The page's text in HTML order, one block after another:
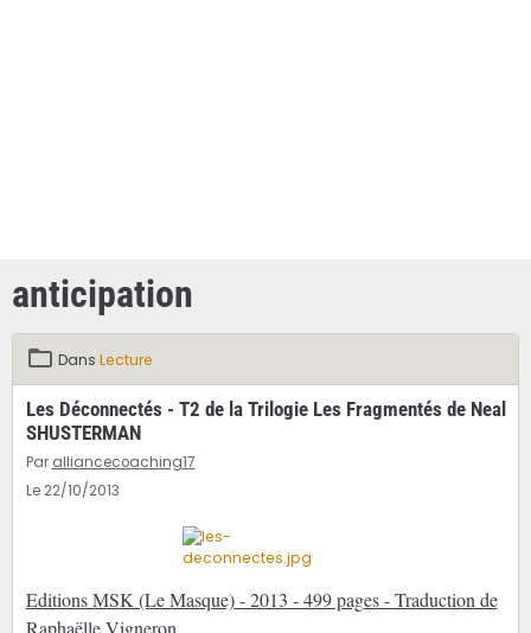
anticipation
Dans Lecture
Les Déconnectés - T2 de la Trilogie Les Fragmentés de Neal
SHUSTERMAN
Par alliancecoaching17
Le 22/10/2013
Editions MSK (Le Masque) - 2013 - 499 pages - Traduction de
Raphaëlle Vigneron